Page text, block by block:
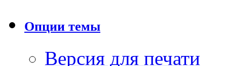
Опции темы
Версия для печати